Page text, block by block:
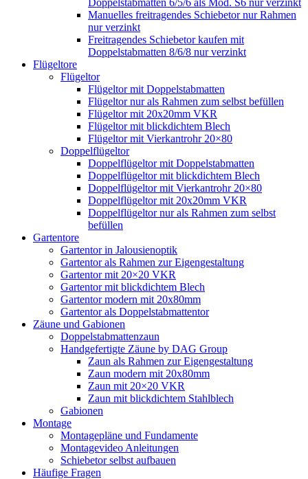
Doppelstabmatten 6/5/6 als Mod. S6 nur verzinkt
Manuelles freitragendes Schiebetor nur Rahmen
nur verzinkt
Freitragendes Schiebetor kaufen mit
Doppelstabmatten 8/6/8 nur verzinkt
Flügeltore
Flügeltor
Flügeltor mit Doppelstabmatten
Flügeltor nur als Rahmen zum selbst befüllen
Flügeltor mit 20x20mm VKR
Flügeltor mit blickdichtem Blech
Flügeltor mit Vierkantrohr 20×80
Doppelflügeltor
Doppelflügeltor mit Doppelstabmatten
Doppelflügeltor mit blickdichtem Blech
Doppelflügeltor mit Vierkantrohr 20×80
Doppelflügeltor mit 20x20mm VKR
Doppelflügeltor nur als Rahmen zum selbst
befüllen
Gartentore
Gartentor in Jalousienoptik
Gartentor als Rahmen zur Eigengestaltung
Gartentor mit 20×20 VKR
Gartentor mit blickdichtem Blech
Gartentor modern mit 20x80mm
Gartentor als Doppelstabmattentor
Zäune und Gabionen
Doppelstabmattenzaun
Handgefertigte Zäune by DAG Group
Zaun als Rahmen zur Eigengestaltung
Zaun modern mit 20x80mm
Zaun mit 20×20 VKR
Zaun mit blickdichtem Stahlblech
Gabionen
Montage
Montagepläne und Fundamente
Montagevideo Anleitungen
Schiebetor selbst aufbauen
Häufige Fragen